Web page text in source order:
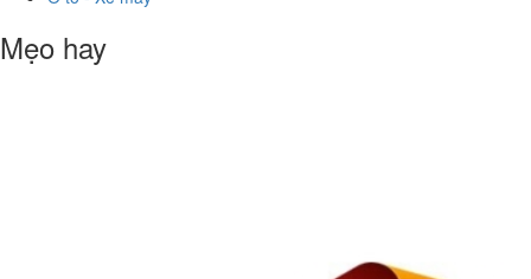
Mẹo hay